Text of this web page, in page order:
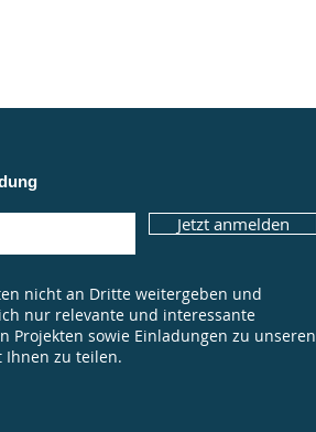
Jetzt anmelden
nicht an Dritte weitergeben und
nur relevante und interessante
Projekten sowie Einladungen zu unseren
Ihnen zu teilen.